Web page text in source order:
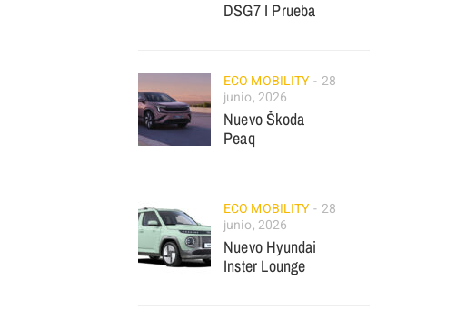
DSG7 I Prueba
ECO MOBILITY
28
junio, 2026
Nuevo Škoda
Peaq
ECO MOBILITY
28
junio, 2026
Nuevo Hyundai
Inster Lounge